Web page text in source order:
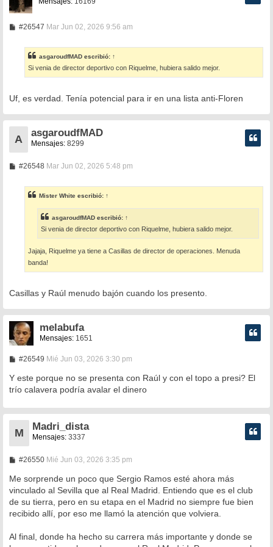
#26547M
a
j
e
Mar Jun 02, 2026 9:56 am
asgaroudfMAD escribió: ↑
Si venia de director deportivo con Riquelme, hubiera salido mejor.
Uf, es verdad. Tenía potencial para ir en una lista anti-Floren
A
asgaroudfMAD
Mensajes: 8299
#26548M
a
j
e
Mar Jun 02, 2026 5:48 pm
Mister White escribió: ↑
asgaroudfMAD escribió: ↑
Si venia de director deportivo con Riquelme, hubiera salido mejor.
Jajaja, Riquelme ya tiene a Casillas de director de operaciones. Menuda
banda!
Casillas y Raúl menudo bajón cuando los presento.
melabufa
Mensajes: 1651
#26549M
n
a
e
Mié Jun 03, 2026 3:30 pm
Y este porque no se presenta con Raúl y con el topo a presi? El
trío calavera podría avalar el dinero
M
Madri_dista
Mensajes: 3337
#26550M
n
s
a
j
e
Mié Jun 03, 2026 3:35 pm
Me sorprende un poco que Sergio Ramos esté ahora más
vinculado al Sevilla que al Real Madrid. Entiendo que es el club
de su tierra, pero en su etapa en el Madrid no siempre fue bien
recibido allí, por eso me llamó la atención que volviera.
Al final, donde ha hecho su carrera más importante y donde se